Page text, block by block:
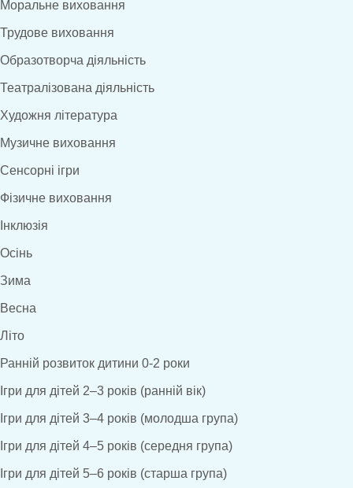
Моральне виховання
Трудове виховання
Образотворча діяльність
Театралізована діяльність
Художня література
Музичне виховання
Сенсорні ігри
Фізичне виховання
Інклюзія
Осінь
Зима
Весна
Літо
Ранній розвиток дитини 0-2 роки
Ігри для дітей 2–3 років (ранній вік)
Ігри для дітей 3–4 років (молодша група)
Ігри для дітей 4–5 років (середня група)
Ігри для дітей 5–6 років (старша група)